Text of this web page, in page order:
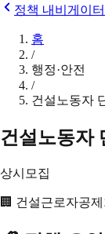
정책 내비게이터
홈
/
행정·안전
/
건설노동자
건설노동자
상시모집
🏢 건설근로자공제